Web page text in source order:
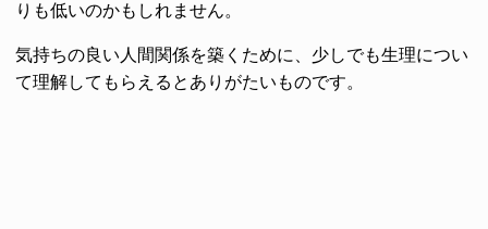
りも低いのかもしれません。
気持ちの良い人間関係を築くために、少しでも生理につい
て理解してもらえるとありがたいものです。